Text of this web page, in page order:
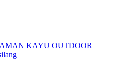
KAYU OUTDOOR